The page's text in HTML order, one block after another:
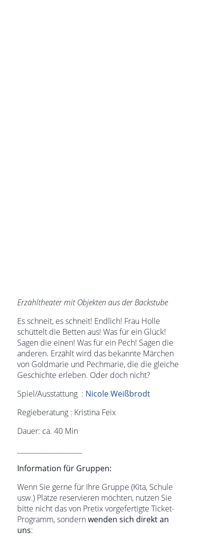
Erzähltheater mit Objekten aus der Backstube
Es schneit, es schneit! Endlich! Frau Holle
schüttelt die Betten aus! Was für ein Glück!
Sagen die einen! Was für ein Pech! Sagen die
anderen. Erzählt wird das bekannte Märchen
von Goldmarie und Pechmarie, die die gleiche
Geschichte erleben. Oder doch nicht?
Spiel/Ausstattung : Nicole Weißbrodt
Regieberatung : Kristina Feix
Dauer: ca. 40 Min
Information für Gruppen:
Wenn Sie gerne für Ihre Gruppe (Kita, Schule
usw.) Plätze reservieren möchten, nutzen Sie
bitte nicht das von Pretix vorgefertigte Ticket-
Programm, sondernwenden sich direkt an
uns: